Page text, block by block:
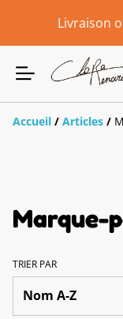
Livraison
Accueil / Articles /
Marque-
TRIER PAR